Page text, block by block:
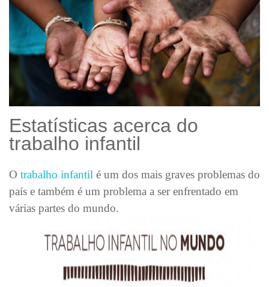
Estatísticas acerca do
trabalho infantil
O trabalho infantil é um dos mais graves problemas do
país e também é um problema a ser enfrentado em
várias partes do mundo.